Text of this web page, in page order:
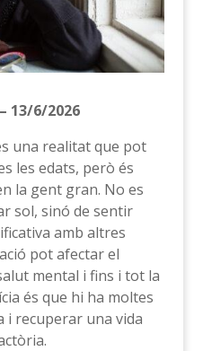
13/6/2026
una realitat que pot
les edats, però és
la gent gran. No es
sol, sinó de sentir
amb altres
pot afectar el
mental i fins i tot la
és que hi ha moltes
recuperar una vida